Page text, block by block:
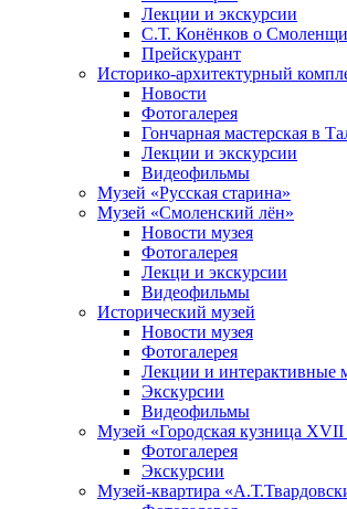
Лекции и экскурсии
С.Т. Конёнков о
Прейскурант
Историко-архитектурный
Новости
Фотогалерея
Гончарная мастерская в
Лекции и экскурсии
Видеофильмы
Музей «Русская старина»
Музей «Смоленский лён»
Новости музея
Фотогалерея
Лекци и экскурсии
Видеофильмы
Исторический музей
Новости музея
Фотогалерея
Лекции и интерактивные
Экскурсии
Видеофильмы
Музей «Городская кузница XVII
Фотогалерея
Экскурсии
Музей-квартира